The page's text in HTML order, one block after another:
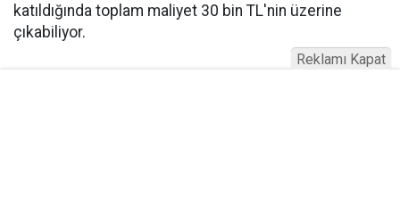
katıldığında toplam maliyet 30 bin TL'nin üzerine
çıkabiliyor.
Reklamı Kapat